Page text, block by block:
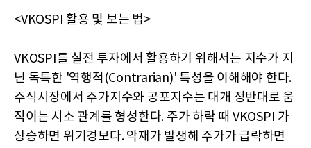
<VKOSPI 활용 및 보는 법>
VKOSPI를 실전 투자에서 활용하기 위해서는 지수가 지
닌 독특한 '역행적(Contrarian)' 특성을 이해해야 한다.
주식시장에서 주가지수와 공포지수는 대개 정반대로 움
직이는 시소 관계를 형성한다. 주가 하락 때 VKOSPI 가
상승하면 위기경보다. 악재가 발생해 주가가 급락하면